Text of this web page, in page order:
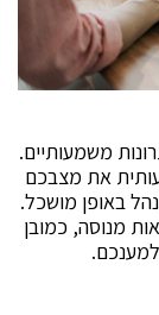
משמעותיים.
את מצבכם
באופן מושכל.
מנוסה, כמובן